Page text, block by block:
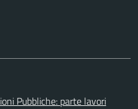
Pubbliche: parte lavori